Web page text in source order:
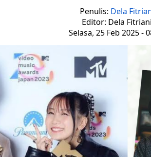
Penulis: Dela
Editor: Dela Fitriani
Selasa, 25 Feb 2025 -